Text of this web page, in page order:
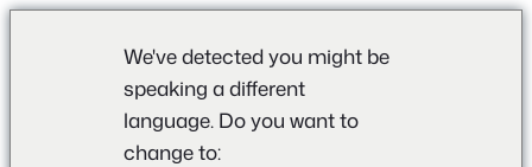
We've detected you might be
speaking a different
language. Do you want to
change to: